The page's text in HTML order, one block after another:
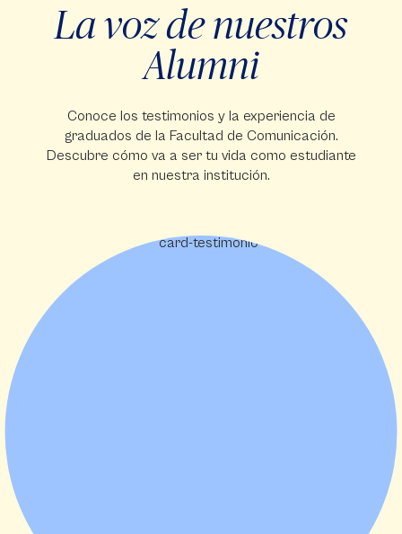
La voz de nuestros
Alumni
Conoce los testimonios y la experiencia de
graduados de la Facultad de Comunicación.
Descubre cómo va a ser tu vida como estudiante
en nuestra institución.